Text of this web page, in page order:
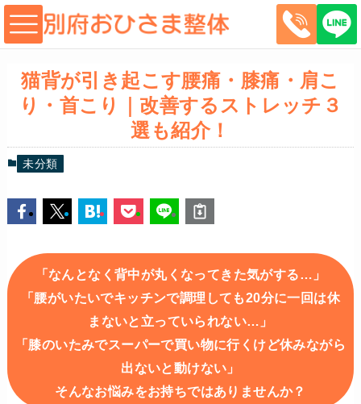
猫背が引き起こす腰痛・膝痛・肩こ
り・首こり｜改善するストレッチ３
選も紹介！
未分類
「なんとなく背中が丸くなってきた気がする…」
「腰がいたいでキッチンで調理しても20分に一回は休
まないと立っていられない…」
「膝のいたみでスーパーで買い物に行くけど休みながら
出ないと動けない」
そんなお悩みをお持ちではありませんか？